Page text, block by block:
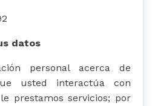
datos
personal acerca de
usted interactúa con
prestamos servicios; por